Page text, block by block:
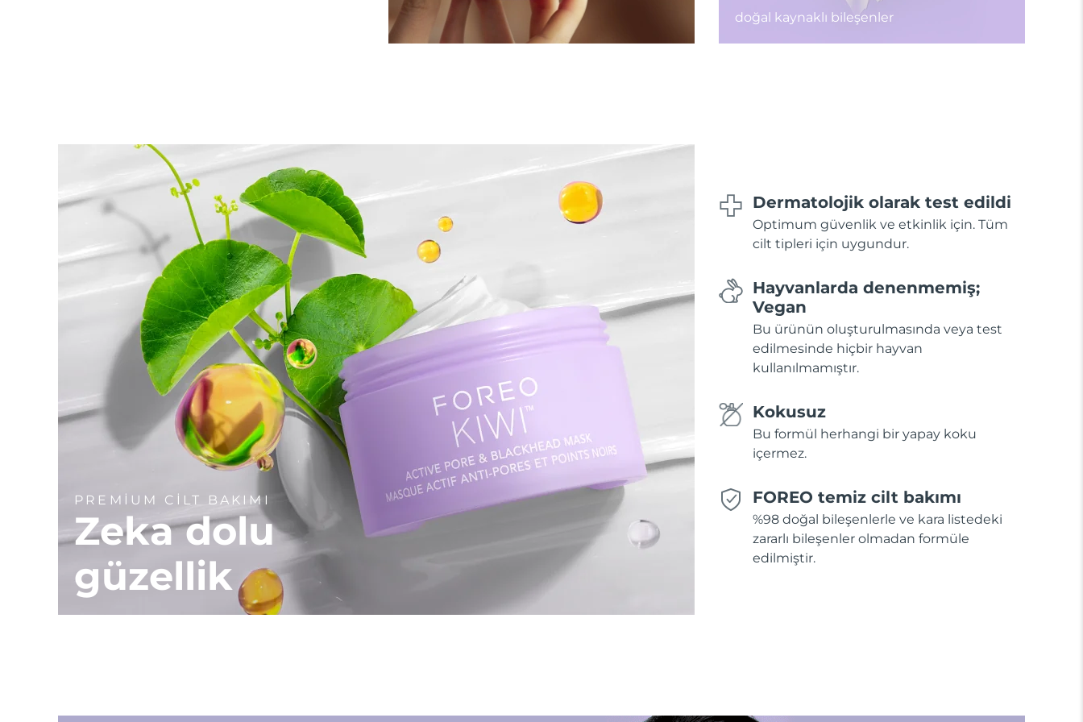
doğal kaynaklı bileşenler
PREMİUM CİLT BAKIMI
Zeka dolu
güzellik
Dermatolojik olarak test edildi
Optimum güvenlik ve etkinlik için. Tüm
cilt tipleri için uygundur.
Hayvanlarda denenmemiş;
Vegan
Bu ürünün oluşturulmasında veya test
edilmesinde hiçbir hayvan
kullanılmamıştır.
Kokusuz
Bu formül herhangi bir yapay koku
içermez.
FOREO temiz cilt bakımı
%98 doğal bileşenlerle ve kara listedeki
zararlı bileşenler olmadan formüle
edilmiştir.